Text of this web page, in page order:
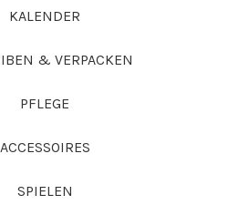
KALENDER
& VERPACKEN
PFLEGE
ACCESSOIRES
SPIELEN